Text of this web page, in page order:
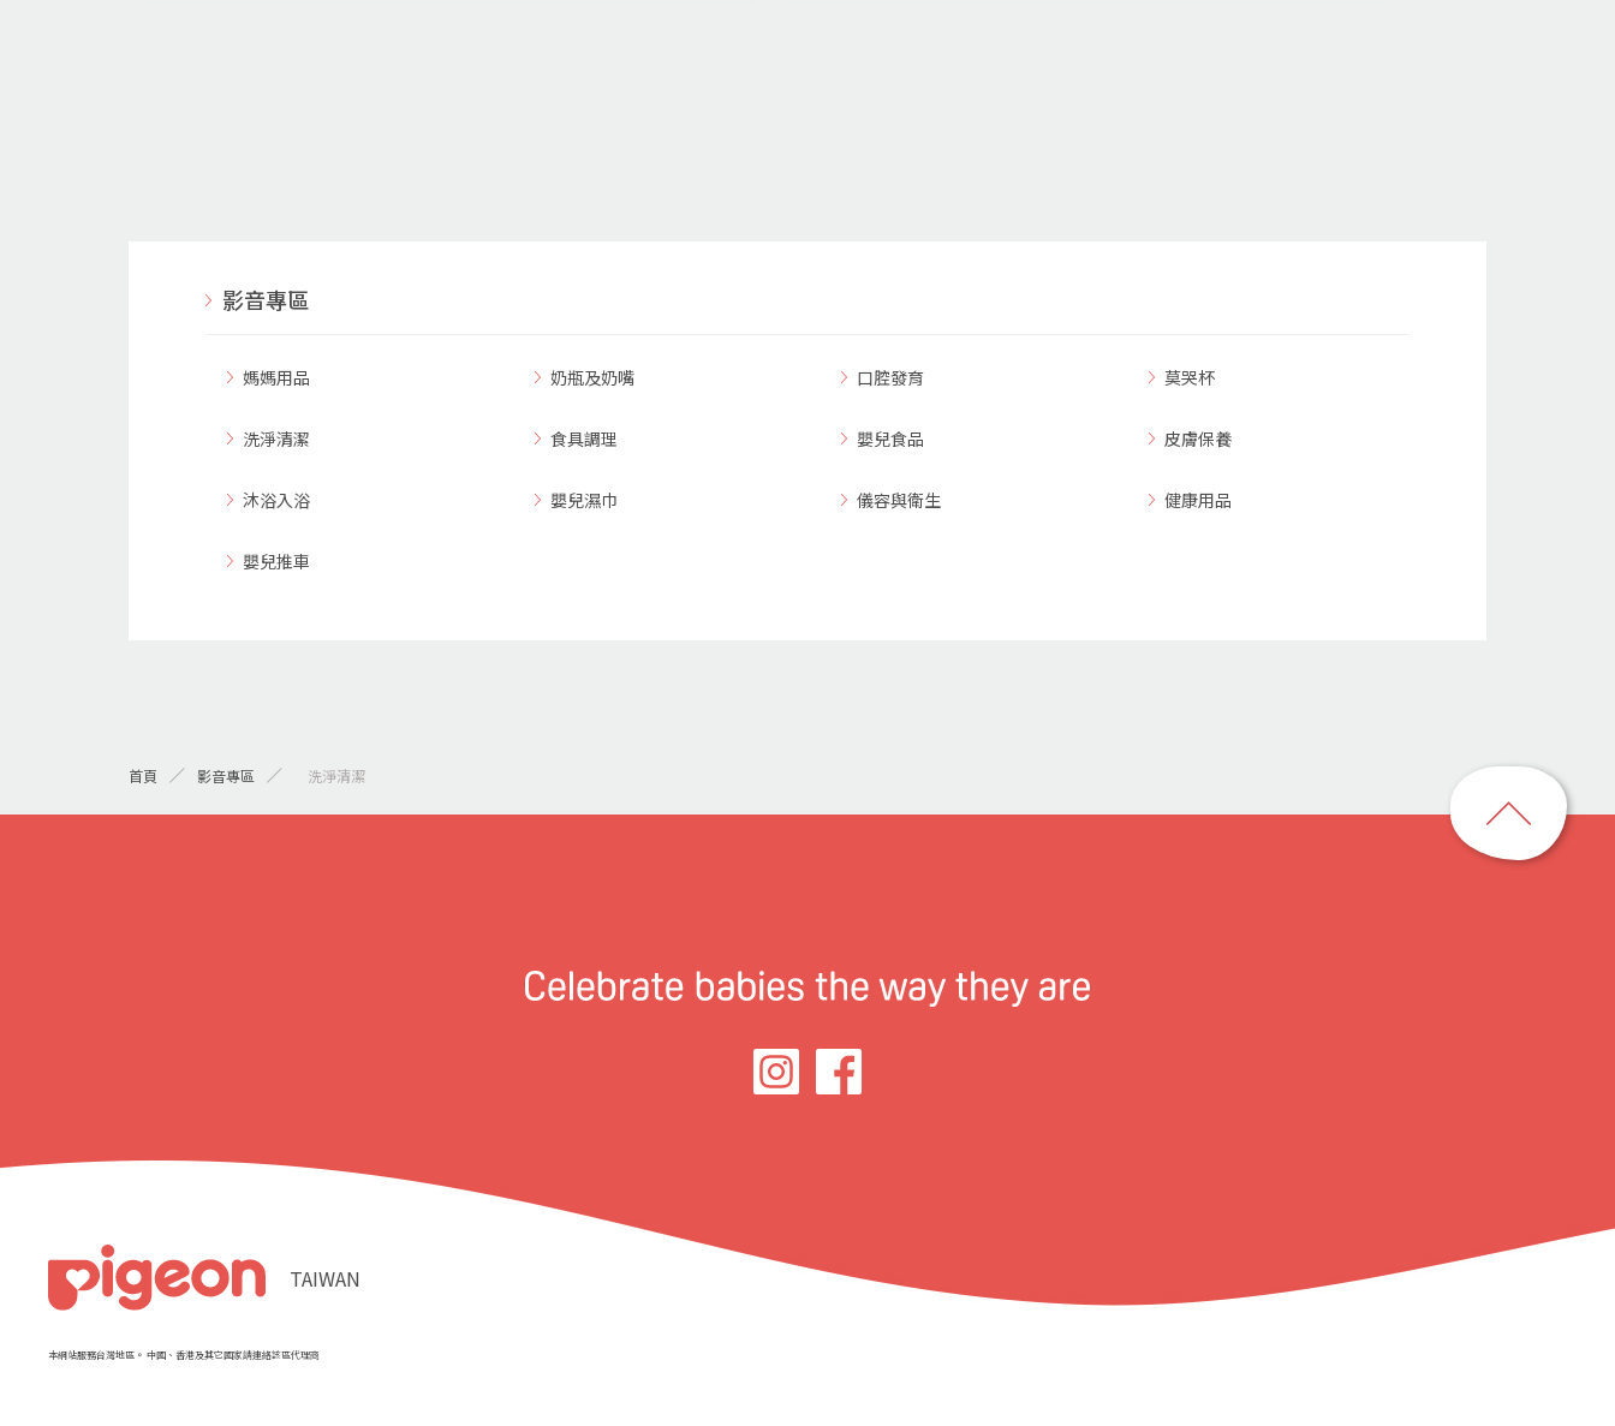
影音專區
媽媽用品 奶瓶及奶嘴 口腔發育 莫哭杯
洗淨清潔 食具調理 嬰兒食品 皮膚保養
沐浴入浴 嬰兒濕巾 儀容與衛生 健康用品
嬰兒推車
首頁 影音專區 > 洗淨清潔
TAIWAN
本網站服務台灣地區。 中國、香港及其它國家請連絡該區代理商
回
到
頁